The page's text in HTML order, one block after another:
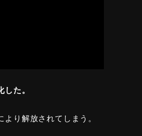
た。
り解放されてしまう。